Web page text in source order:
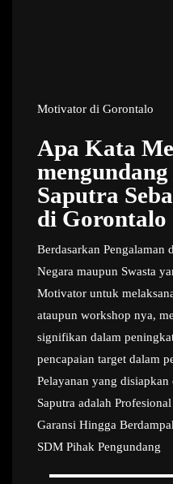
Motivator di Gorontalo
Apa Kata
Saputra
di Gorontalo
Berdasarkan Pengalaman
Negara maupun Swasta
Motivator untuk
ataupun workshop nya,
signifikan dalam
pencapaian target dalam
Pelayanan yang
Saputra adalah
Garansi Hingga
SDM Pihak Pengundang